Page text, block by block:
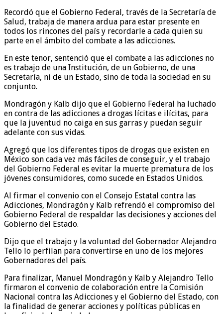
Recordó que el Gobierno Federal, través de la Secretaría de
Salud, trabaja de manera ardua para estar presente en
todos los rincones del país y recordarle a cada quien su
parte en el ámbito del combate a las adicciones.
En este tenor, sentenció que el combate a las adicciones no
es trabajo de una Institución, de un Gobierno, de una
Secretaría, ni de un Estado, sino de toda la sociedad en su
conjunto.
Mondragón y Kalb dijo que el Gobierno Federal ha luchado
en contra de las adicciones a drogas lícitas e ilícitas, para
que la juventud no caiga en sus garras y puedan seguir
adelante con sus vidas.
Agregó que los diferentes tipos de drogas que existen en
México son cada vez más fáciles de conseguir, y el trabajo
del Gobierno Federal es evitar la muerte prematura de los
jóvenes consumidores, como sucede en Estados Unidos.
Al firmar el convenio con el Consejo Estatal contra las
Adicciones, Mondragón y Kalb refrendó el compromiso del
Gobierno Federal de respaldar las decisiones y acciones del
Gobierno del Estado.
Dijo que el trabajo y la voluntad del Gobernador Alejandro
Tello lo perfilan para convertirse en uno de los mejores
Gobernadores del país.
Para finalizar, Manuel Mondragón y Kalb y Alejandro Tello
firmaron el convenio de colaboración entre la Comisión
Nacional contra las Adicciones y el Gobierno del Estado, con
la finalidad de generar acciones y políticas públicas en